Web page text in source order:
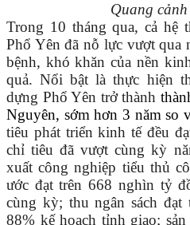
Quang
Trong 10 tháng qua, cả hệ
Phổ Yên đã nỗ lực vượt qua
bệnh, khó khăn của nền
quả. Nổi bật là thực hiện
dựng Phổ Yên trở thành
Nguyên, sớm hơn 3 năm so
tiêu phát triển kinh tế đều
chỉ tiêu đã vượt cùng kỳ
xuất công nghiệp tiểu thủ
ước đạt trên 668 nghìn tỷ
cùng kỳ; thu ngân sách
88% kế hoạch tỉnh giao;